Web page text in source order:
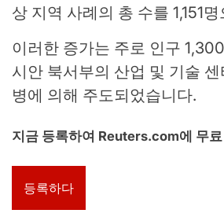
상 지역 사례의 총 수를 1,151
이러한 증가는 주로 인구
시안 북서부의 산업 및 기술
병에 의해 주도되었습니다.
지금 등록하여 Reuters.com에 무
등록하다